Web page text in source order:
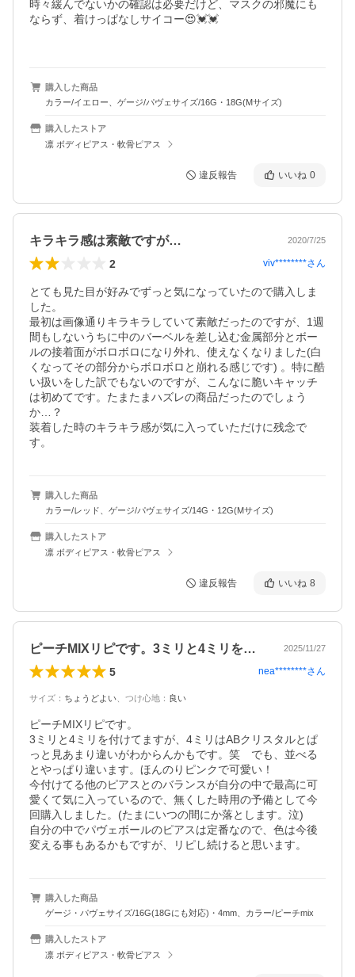
時々緩んでないかの確認は必要だけど、マスクの邪魔にも
ならず、着けっぱなしサイコー😍💓💓
購入した商品
カラー/イエロー、ゲージ/パヴェサイズ/16G・18G(Mサイズ)
購入したストア
凛 ボディピアス・軟骨ピアス
違反報告 いいね 0
キラキラ感は素敵ですが… 2020/7/25
2 viv********さん
とても見た目が好みでずっと気になっていたので購入しま
した。
最初は画像通りキラキラしていて素敵だったのですが、1週
間もしないうちに中のバーベルを差し込む金属部分とボー
ルの接着面がボロボロになり外れ、使えなくなりました(白
くなってその部分からボロボロと崩れる感じです) 。特に酷
い扱いをした訳でもないのですが、こんなに脆いキャッチ
は初めてです。たまたまハズレの商品だったのでしょう
か…？
装着した時のキラキラ感が気に入っていただけに残念で
す。
購入した商品
カラー/レッド、ゲージ/パヴェサイズ/14G・12G(Mサイズ)
購入したストア
凛 ボディピアス・軟骨ピアス
違反報告 いいね 8
ピーチMIXリピです。3ミリと4ミリを… 2025/11/27
5 nea********さん
サイズ ： ちょうどよい つけ心地 ： 良い
ピーチMIXリピです。
3ミリと4ミリを付けてますが、4ミリはABクリスタルとぱ
っと見あまり違いがわからんかもです。笑　でも、並べる
とやっぱり違います。ほんのりピンクで可愛い！
今付けてる他のピアスとのバランスが自分の中で最高に可
愛くて気に入っているので、無くした時用の予備として今
回購入しました。(たまにいつの間にか落とします。泣)
自分の中でパヴェボールのピアスは定番なので、色は今後
変える事もあるかもですが、リピし続けると思います。
購入した商品
ゲージ・パヴェサイズ/16G(18Gにも対応)・4mm、カラー/ピーチmix
購入したストア
凛 ボディピアス・軟骨ピアス